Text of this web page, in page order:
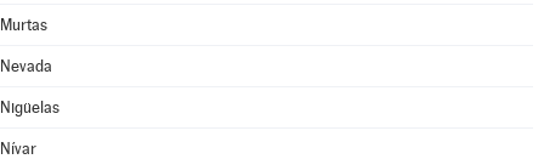
Murtas
Nevada
Nigüelas
Nívar